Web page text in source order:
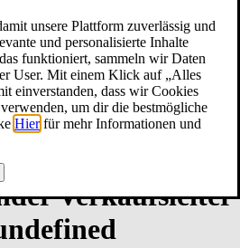
unsere Plattform zuverlässig und
und personalisierte Inhalte
funktioniert, sammeln wir Daten
User. Mit einem Klick auf „Alles
einverstanden, dass wir Cookies
um dir die bestmögliche
Hier für mehr Informationen und
Ver­kaufs­lei­ter